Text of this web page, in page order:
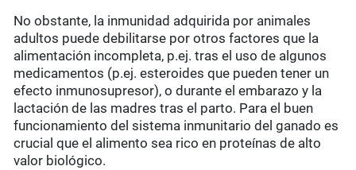
No obstante, la inmunidad adquirida por animales
adultos puede debilitarse por otros factores que la
alimentación incompleta, p.ej. tras el uso de algunos
medicamentos (p.ej. esteroides que pueden tener un
efecto inmunosupresor), o durante el embarazo y la
lactación de las madres tras el parto. Para el buen
funcionamiento del sistema inmunitario del ganado es
crucial que el alimento sea rico en proteínas de alto
valor biológico.